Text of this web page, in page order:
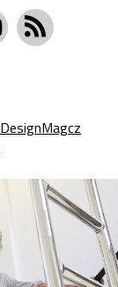
DesignMagcz